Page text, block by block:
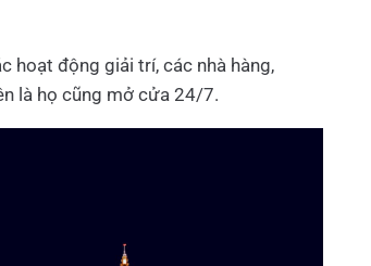
hoạt động giải trí, các nhà hàng,
là họ cũng mở cửa 24/7.